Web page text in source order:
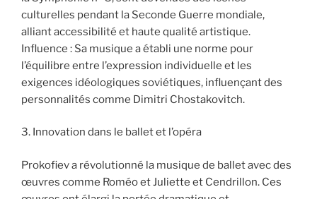
culturelles pendant la Seconde Guerre mondiale,
alliant accessibilité et haute qualité artistique.
Influence : Sa musique a établi une norme pour
l’équilibre entre l’expression individuelle et les
exigences idéologiques soviétiques, influençant des
personnalités comme Dimitri Chostakovitch.
3. Innovation dans le ballet et l’opéra
Prokofiev a révolutionné la musique de ballet avec des
œuvres comme Roméo et Juliette et Cendrillon. Ces